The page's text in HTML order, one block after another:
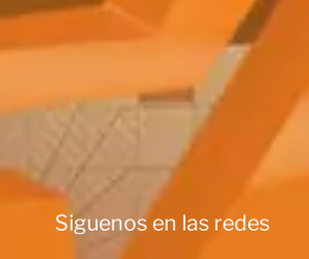
Siguenos en las redes